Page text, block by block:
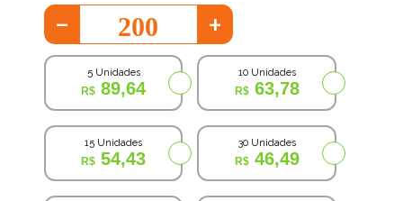
- +
5 Unidades
89,64
10 Unidades
63,78
15 Unidades
54,43
30 Unidades
46,49